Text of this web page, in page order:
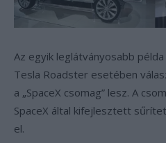
Az egyik leglátványosabb
Tesla Roadster esetében
a „SpaceX csomag” lesz. A
SpaceX által kifejlesztett
el.